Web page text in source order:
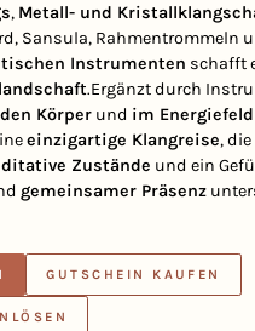
, Metall- und
Sansula, Rahmentrommeln
Instrumenten schafft
.Ergänzt durch
Körperund im Energiefeld
einzigartige Klangreise, die
Zustände und ein
gemeinsamer Präsenz
GUTSCHEIN KAUFEN